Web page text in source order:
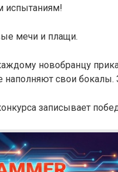
испытаниям!
мечи и плащи.
новобранцу
свои бокалы.
записывает